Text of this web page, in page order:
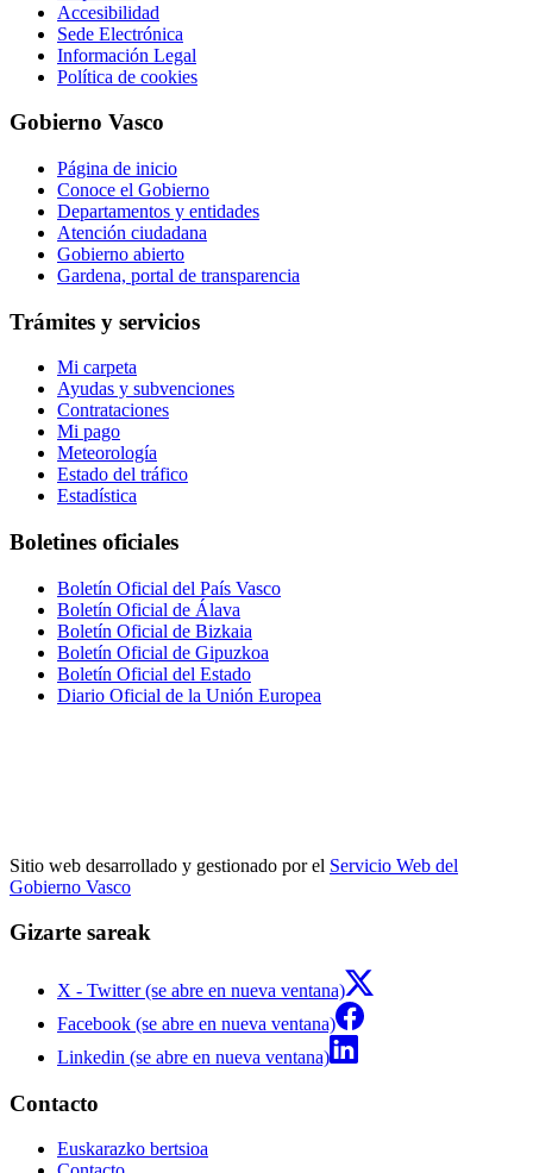
Accesibilidad
Sede Electrónica
Información Legal
Política de cookies
Gobierno Vasco
Página de inicio
Conoce el Gobierno
Departamentos y entidades
Atención ciudadana
Gobierno abierto
Gardena, portal de transparencia
Trámites y servicios
Mi carpeta
Ayudas y subvenciones
Contrataciones
Mi pago
Meteorología
Estado del tráfico
Estadística
Boletines oficiales
Boletín Oficial del País Vasco
Boletín Oficial de Álava
Boletín Oficial de Bizkaia
Boletín Oficial de Gipuzkoa
Boletín Oficial del Estado
Diario Oficial de la Unión Europea
Sitio web desarrollado y gestionado por el Servicio Web del
Gobierno Vasco
Gizarte sareak
X - Twitter (se abre en nueva ventana)
Facebook (se abre en nueva ventana)
Linkedin (se abre en nueva ventana)
Contacto
Euskarazko bertsioa